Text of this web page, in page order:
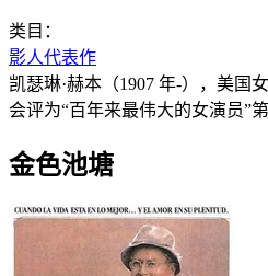
类目：
影人代表作
凯瑟琳·赫本（1907 年-），美国
会评为“百年来最伟大的女演员”第
金色池塘